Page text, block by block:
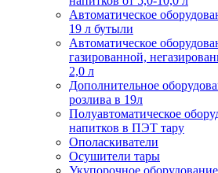
Автоматическое
19 л бутыли
Автоматическое
газированной,
2,0 л
Дополнительное
розлива в 19л
Полуавтоматическое
напитков в ПЭТ тару
Ополаскиватели
Осушители тары
Укупорочное оборудование